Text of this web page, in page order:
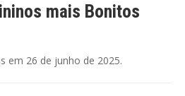
mais Bonitos
em 26 de junho de 2025.